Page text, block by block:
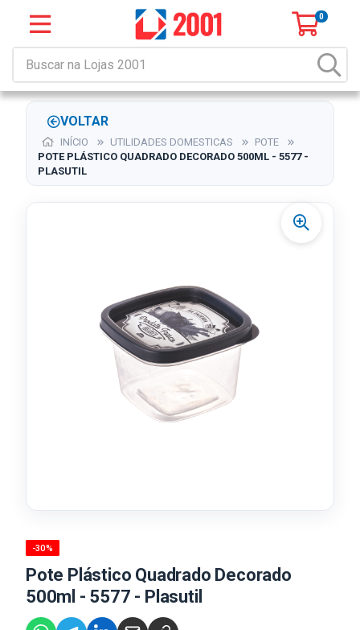
0
VOLTAR
INÍCIO UTILIDADES DOMESTICAS
POTE
POTE PLÁSTICO QUADRADO DECORADO 500ML - 5577 -
PLASUTIL
-30%
Pote Plástico Quadrado Decorado
500ml - 5577 - Plasutil